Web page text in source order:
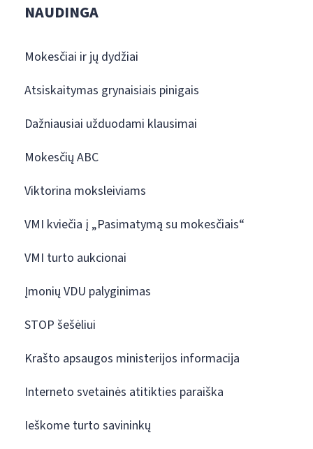
NAUDINGA
Mokesčiai ir jų dydžiai
Atsiskaitymas grynaisiais pinigais
Dažniausiai užduodami klausimai
Mokesčių ABC
Viktorina moksleiviams
VMI kviečia į „Pasimatymą su mokesčiais“
VMI turto aukcionai
Įmonių VDU palyginimas
STOP šešėliui
Krašto apsaugos ministerijos informacija
Interneto svetainės atitikties paraiška
Ieškome turto savininkų